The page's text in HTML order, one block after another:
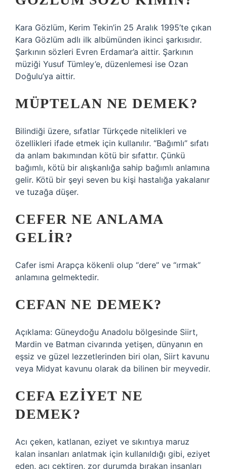
Kara Gözlüm, Kerim Tekin’in 25 Aralık 1995’te çıkan
Kara Gözlüm adlı ilk albümünden ikinci şarkısıdır.
Şarkının sözleri Evren Erdamar’a aittir. Şarkının
müziği Yusuf Tümley’e, düzenlemesi ise Ozan
Doğulu’ya aittir.
MÜPTELAN NE DEMEK?
Bilindiği üzere, sıfatlar Türkçede nitelikleri ve
özellikleri ifade etmek için kullanılır. “Bağımlı” sıfatı
da anlam bakımından kötü bir sıfattır. Çünkü
bağımlı, kötü bir alışkanlığa sahip bağımlı anlamına
gelir. Kötü bir şeyi seven bu kişi hastalığa yakalanır
ve tuzağa düşer.
CEFER NE ANLAMA
GELIR?
Cafer ismi Arapça kökenli olup “dere” ve “ırmak”
anlamına gelmektedir.
CEFAN NE DEMEK?
Açıklama: Güneydoğu Anadolu bölgesinde Siirt,
Mardin ve Batman civarında yetişen, dünyanın en
eşsiz ve güzel lezzetlerinden biri olan, Siirt kavunu
veya Midyat kavunu olarak da bilinen bir meyvedir.
CEFA EZIYET NE
DEMEK?
Acı çeken, katlanan, eziyet ve sıkıntıya maruz
kalan insanları anlatmak için kullanıldığı gibi, eziyet
eden, acı çektiren, zor durumda bırakan insanları